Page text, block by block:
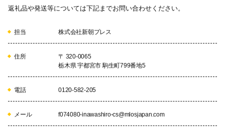
返礼品や発送等については下記までお問い合わせください。
担当 株式会社新朝プレス
住所
〒 320-0065
栃木県 宇都宮市 駒生町799番地5
電話 0120-582-205
メール f074080-inawashiro-cs@mlosjapan.com